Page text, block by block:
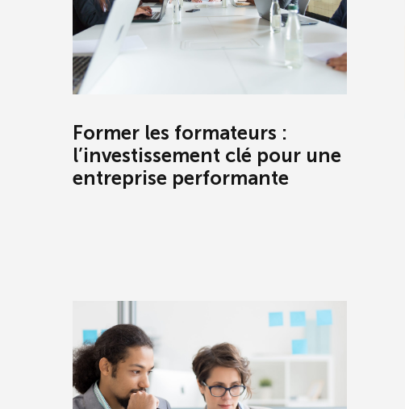
Former les formateurs :
l’investissement clé pour une
entreprise performante